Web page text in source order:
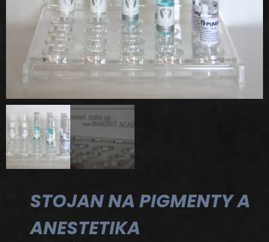
STOJAN NA PIGMENTY A
ANESTETIKA